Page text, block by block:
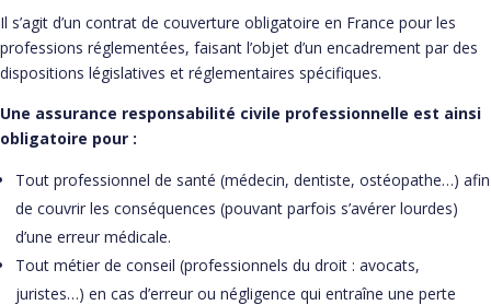
Il s’agit d’un contrat de couverture obligatoire en France pour les
professions réglementées, faisant l’objet d’un encadrement par des
dispositions législatives et réglementaires spécifiques.
Une assurance responsabilité civile professionnelle est ainsi
obligatoire pour :
Tout professionnel de santé (médecin, dentiste, ostéopathe…) afin
de couvrir les conséquences (pouvant parfois s’avérer lourdes)
d’une erreur médicale.
Tout métier de conseil (professionnels du droit : avocats,
juristes…) en cas d’erreur ou négligence qui entraîne une perte